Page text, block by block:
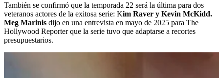
También se confirmó que la temporada 22 será la última para dos
veteranos actores de la exitosa serie: Kim Raver y Kevin McKidd.
Meg Marinis dijo en una entrevista en mayo de 2025 para The
Hollywood Reporter que la serie tuvo que adaptarse a recortes
presupuestarios.